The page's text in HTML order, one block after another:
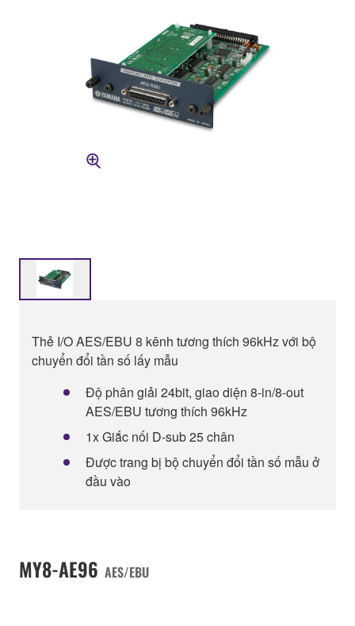
Thẻ I/O AES/EBU 8 kênh tương thích 96kHz với bộ
chuyển đổi tần số lấy mẫu
Độ phân giải 24bit, giao diện 8-in/8-out
AES/EBU tương thích 96kHz
1x Giắc nối D-sub 25 chân
Được trang bị bộ chuyển đổi tần số mẫu ở
đầu vào
MY8-AE96 AES/EBU